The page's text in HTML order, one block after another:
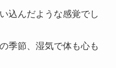
込んだような感覚でし
季節、湿気で体も心も